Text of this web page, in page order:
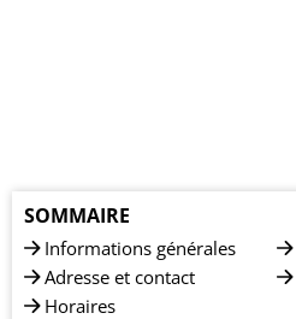
SOMMAIRE
Informations générales
Adresse et contact
Horaires